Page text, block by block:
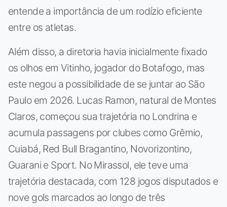
entende a importância de um rodízio eficiente
entre os atletas.
Além disso, a diretoria havia inicialmente fixado
os olhos em Vitinho, jogador do Botafogo, mas
este negou a possibilidade de se juntar ao São
Paulo em 2026. Lucas Ramon, natural de Montes
Claros, começou sua trajetória no Londrina e
acumula passagens por clubes como Grêmio,
Cuiabá, Red Bull Bragantino, Novorizontino,
Guarani e Sport. No Mirassol, ele teve uma
trajetória destacada, com 128 jogos disputados e
nove gols marcados ao longo de três